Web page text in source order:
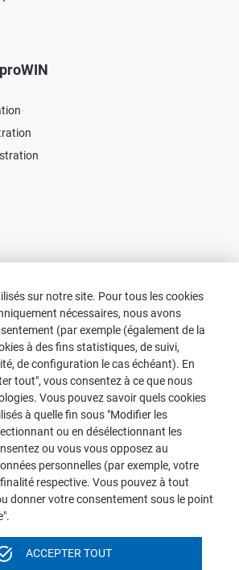
sur notre site. Pour tous les cookies
nécessaires, nous avons
(par exemple (également de la
à des fins statistiques, de suivi,
de configuration le cas échéant). En
tout", vous consentez à ce que nous
Vous pouvez savoir quels cookies
à quelle fin sous "Modifier les
ou en désélectionnant les
ou vous vous opposez au
personnelles (par exemple, votre
respective. Vous pouvez à tout
donner votre consentement sous le point
ACCEPTER TOUT
la forme masculine est utilisée pour
personnels. Toutefois, cela n'implique
mais doit être compris comme neutre du
dans le sens d'une simplification